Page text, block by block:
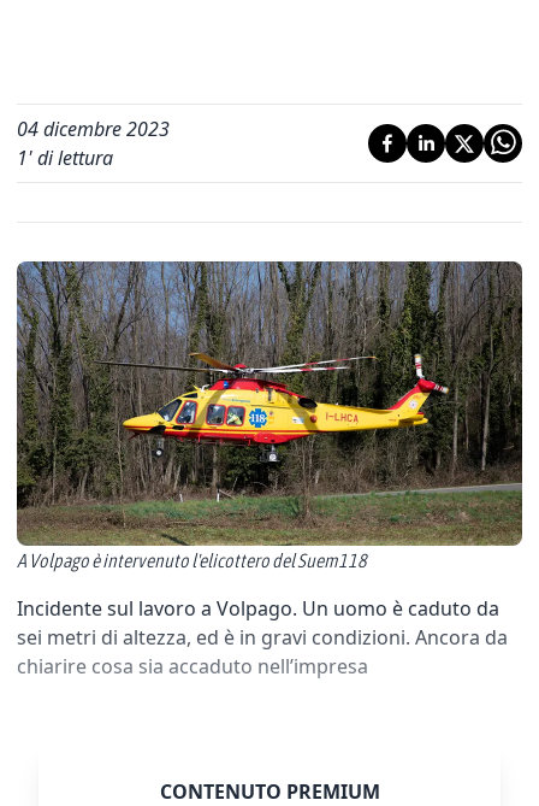
04 dicembre 2023
1' di lettura
A Volpago è intervenuto l'elicottero del Suem118
Incidente sul lavoro a Volpago. Un uomo è caduto da
sei metri di altezza, ed è in gravi condizioni. Ancora da
chiarire cosa sia accaduto nell’impresa
CONTENUTO PREMIUM